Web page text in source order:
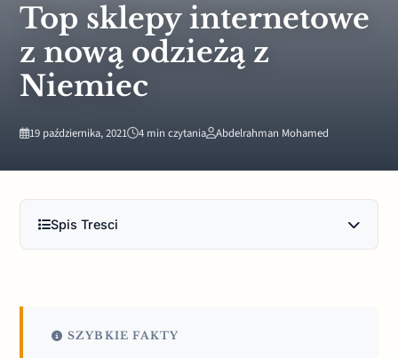
Top sklepy internetowe
z nową odzieżą z
Niemiec
19 października, 2021 4 min czytania Abdelrahman Mohamed
Spis Tresci
SZYBKIE FAKTY